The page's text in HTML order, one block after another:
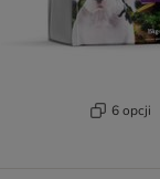
6 opcji